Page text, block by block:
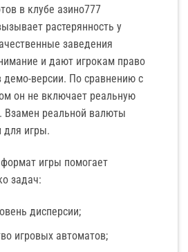
в клубе азино777
растерянность у
заведения
и дают игрокам право
демо-версии. По сравнению с
он не включает реальную
реальной валюты
для игры.
игры помогает
задач:
дисперсии;
игровых автоматов;